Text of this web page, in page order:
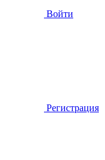
Войти
Регистрация